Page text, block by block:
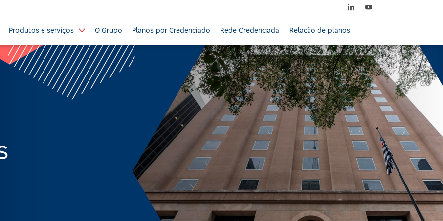
Produtos e serviços O Grupo Planos por Credenciado Rede Credenciada Relação de planos